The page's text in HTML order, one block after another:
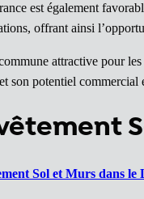
est également
offrant ainsi
attractive pour
son potentiel
Sol et Murs dans le